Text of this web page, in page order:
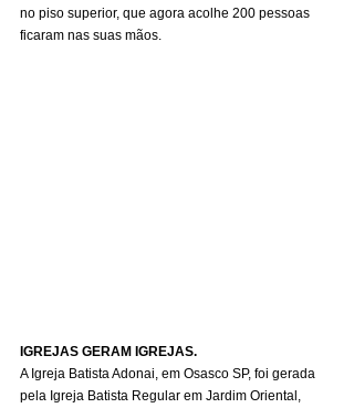
no piso superior, que agora acolhe 200 pessoas
ficaram nas suas mãos.
IGREJAS GERAM IGREJAS.
A Igreja Batista Adonai, em Osasco SP, foi gerada
pela Igreja Batista Regular em Jardim Oriental,